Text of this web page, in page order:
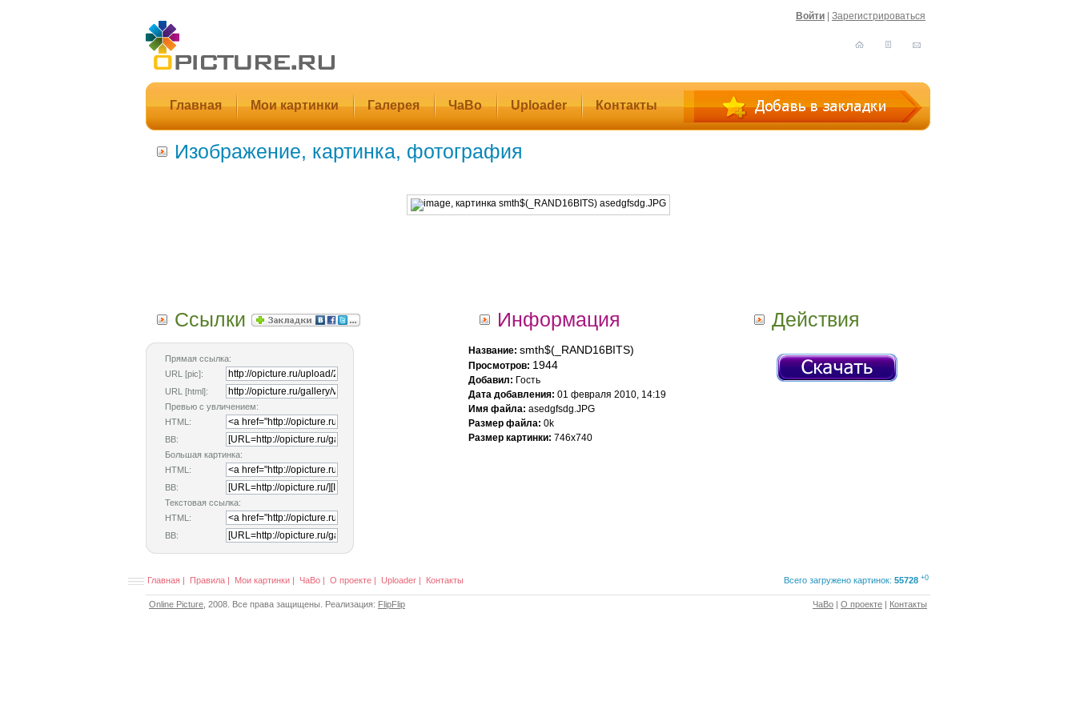
Войти Зарегистрироваться
Главная Мои картинки Галерея ЧаВо Uploader Контакты
Изображение, картинка, фотография
Ссылки
Прямая ссылка:
URL [pic]:
URL [html]:
Превью с увличением:
HTML:
BB:
Большая картинка:
HTML:
BB:
Текстовая ссылка:
HTML:
BB:
Информация
Название: smth$(_RAND16BITS)
Просмотров: 1944
Добавил: Гость
Дата добавления: 01 февраля 2010, 14:19
Имя файла: asedgfsdg.JPG
Размер файла: 0k
Размер картинки: 746x740
Действия
Всего загружено картинок: 55728 +0
Главная | Правила | Мои картинки | ЧаВо | О проекте | Uploader | Контакты
ЧаВо | О проекте | Контакты
Online Picture , 2008. Все права защищены. Реализация: FlipFlip